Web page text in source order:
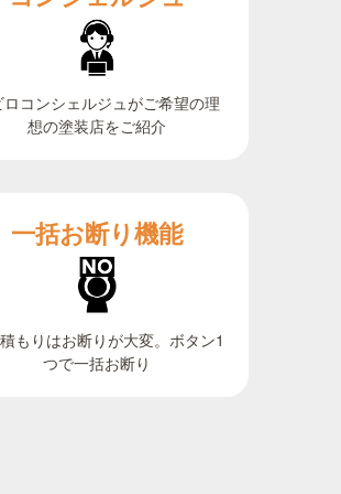
ロコンシェルジュがご希望の理
想の塗装店をご紹介
一括お断り機能
もりはお断りが大変。ボタン1
つで一括お断り